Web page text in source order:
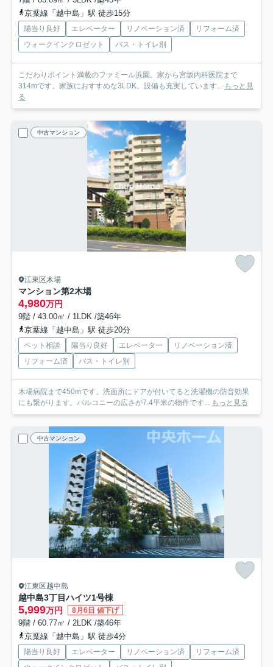
京葉線「越中島」駅 徒歩15分
陽当り良好 エレベーター リノベーション済
リフォーム済
ウォークインクロゼット
バス・トイレ別
こだわりポイント満載のファミール浜園。家から宮坂内科医院まで
314mです。家族におすすめな3LDK。設備も充実しています... もっと見
る
中古マンション
江東区木場
マンション第2木場
4,980万円
9階 / 43.00㎡ / 1LDK /築46年
京葉線「越中島」駅 徒歩20分
ペット相談 陽当り良好 エレベーター
リノベーション済
リフォーム済
バス・トイレ別
木場病院まで450mです。洗面所にドアが付いてると洗濯機の防音効果
にも繋がります。バルコニーの広さが7.4平米の物件です... もっと見る
中古マンション
江東区越中島
越中島3丁目ハイツ1号棟
5,999万円 8月6日 値下げ
9階 / 60.77㎡ / 2LDK /築46年
京葉線「越中島」駅 徒歩4分
陽当り良好 エレベーター リノベーション済
リフォーム済